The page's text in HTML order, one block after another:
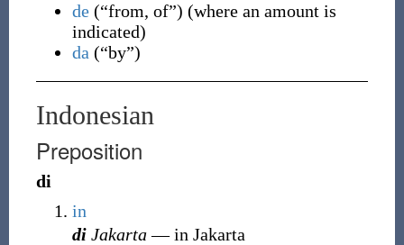
de (“from, of”) (where an amount is
indicated)
da (“by”)
Indonesian
Preposition
di
in
diJakarta― in Jakarta